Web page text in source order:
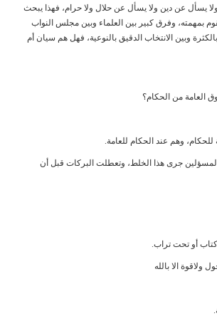
يسأل عن دين ولا يسأل عن حلال ولا حرام، فهذا يبحث
بمهمته، وفرق كبير بين العلماء وبين مجلس النواب
وبين الانتخاب الدقيق بالنوعية، فهل هم سيان أم
العامة من الحكام؟
للحكام، وهم عند الحكام للعامة.
جرى هذا الخلط، وتعطلت البركات قبل أن
أو تحت تراب.
ولاقوة الا بالله